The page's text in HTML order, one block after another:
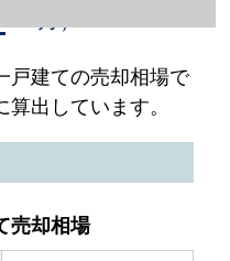
戸建ての売却相場で
出しています。
売却相場